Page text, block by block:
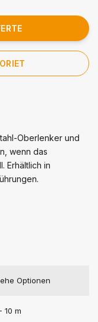
Oberlenker und
wenn das
Erhältlich in
Optionen
10 m